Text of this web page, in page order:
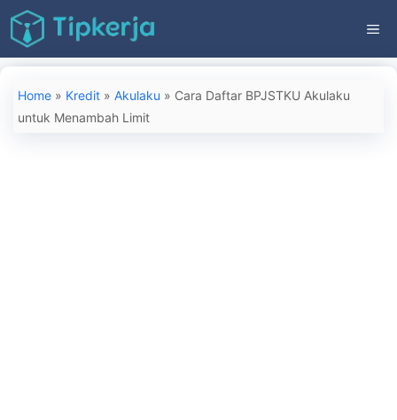
Langsung
ke
isi
Home » Kredit » Akulaku » Cara Daftar BPJSTKU Akulaku
untuk Menambah Limit